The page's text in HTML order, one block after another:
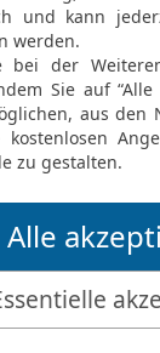
1. CHRONIK 5 IN DER
© 2000 Genfer
der New
He
him.